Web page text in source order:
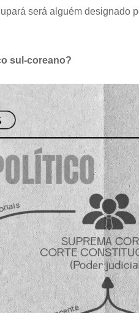
será alguém designado
sul-coreano?